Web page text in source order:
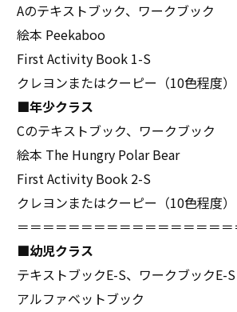
Aのテキストブック、ワークブック
絵本 Peekaboo
First Activity Book 1-S
クレヨンまたはクーピー（10色程度）
■年少クラス
Cのテキストブック、ワークブック
絵本 The Hungry Polar Bear
First Activity Book 2-S
クレヨンまたはクーピー（10色程度）
＝＝＝＝＝＝＝＝＝＝＝＝＝＝＝＝
■幼児クラス
テキストブックE-S、ワークブックE-S
アルファベットブック